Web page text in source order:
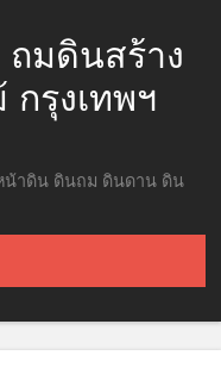
มดินสร้าง
รุงเทพฯ
น้าดิน ดินถม ดินดาน ดิน